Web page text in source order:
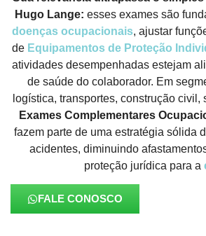
Hugo Lange: esses exames são
doenças ocupacionais, ajustar
de Equipamentos de Proteção
atividades desempenhadas estejam
de saúde do colaborador. Em
logística, transportes, construção
Exames Complementares
fazem parte de uma estratégia sólida
acidentes, diminuindo
proteção jurídica para a
FALE CONOSCO